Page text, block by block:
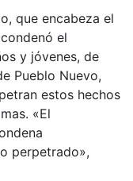
que encabeza el
el
y jóvenes, de
Pueblo Nuevo,
estos hechos
«El
perpetrado»,